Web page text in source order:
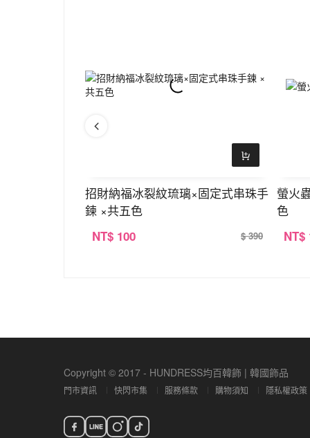
招財納福冰裂紋琉璃×固定式串珠手
鍊 ×共五色
NT$ 100 $ 390
螢火
色
NT$
Copyright © 2017 - HUNDRESS均百韓飾 | 韓國飾品
門市資訊 快閃市集 服務條款 購物須知 隱私權政策